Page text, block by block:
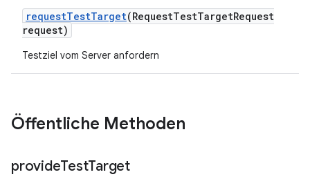
requestTestTarget(RequestTestTargetRequest
request)
Testziel vom Server anfordern
Öffentliche Methoden
provideTestTarget